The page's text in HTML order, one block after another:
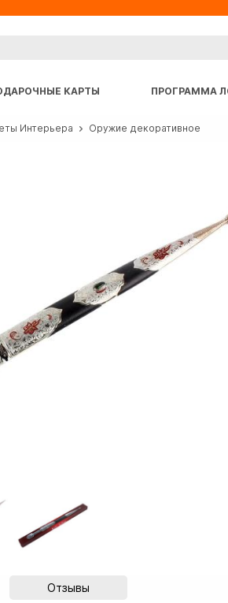
КАРТЫ ПРОГРАММА
Интерьера Оружие декоративное
Отзывы